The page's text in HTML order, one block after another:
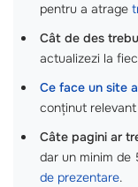
pentru a atrage
Cât de des
actualizezi la
Ce face un site
conținut relevant
Câte pagini ar
dar un minim de
de prezentare.